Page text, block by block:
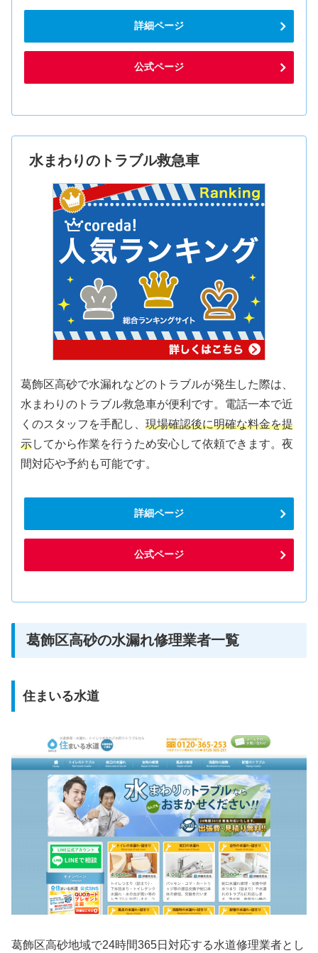
詳細ページ
公式ページ
水まわりのトラブル救急車
葛飾区高砂で水漏れなどのトラブルが発生した際は、
水まわりのトラブル救急車が便利です。電話一本で近
くのスタッフを手配し、現場確認後に明確な料金を提
示してから作業を行うため安心して依頼できます。夜
間対応や予約も可能です。
詳細ページ
公式ページ
葛飾区高砂の水漏れ修理業者一覧
住まいる水道
葛飾区高砂地域で24時間365日対応する水道修理業者とし